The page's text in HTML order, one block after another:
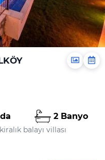
2 Banyo
balayı villası